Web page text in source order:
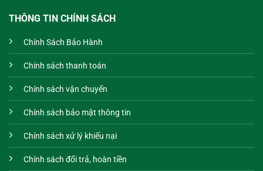
THÔNG TIN CHÍNH SÁCH
Chính Sách Bảo Hành
Chính sách thanh toán
Chính sách vận chuyển
Chính sách bảo mật thông tin
Chính sách xử lý khiếu nại
Chính sách đổi trả, hoàn tiền